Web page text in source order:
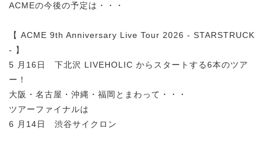
ACMEの今後の予定は・・・
【 ACME 9th Anniversary Live Tour 2026 - STARSTRUCK
- 】
5 月16日 下北沢 LIVEHOLIC からスタートする6本のツア
ー！
大阪・名古屋・沖縄・福岡とまわって・・・
ツアーファイナルは
6 月14日 渋谷サイクロン